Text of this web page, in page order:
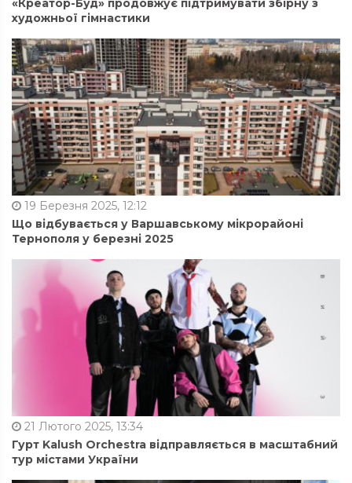
«Креатор-Буд» продовжує підтримувати збірну з
художньої гімнастики
19 Березня 2025, 12:12
Що відбувається у Варшавському мікрорайоні
Тернополя у березні 2025
21 Лютого 2025, 13:34
Гурт Kalush Orchestra відправляється в масштабний
тур містами України